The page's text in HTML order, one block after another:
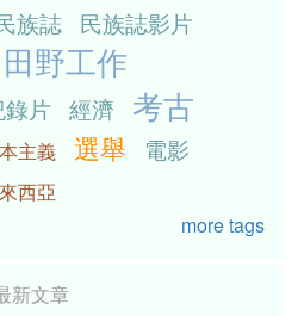
族誌 民族誌影片
田野工作
片 經濟 考古
主義 選舉
電影
西亞
more tags
新文章